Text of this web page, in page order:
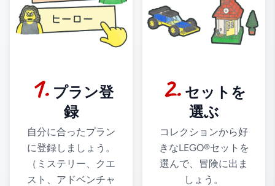
1. プラン登
録
自分に合ったプラン
に登録しましょう。
（ミステリー、クエ
スト、アドベンチャ
2. セットを
選ぶ
コレクションから好
きなLEGO®セットを
選んで、冒険に出ま
しょう。